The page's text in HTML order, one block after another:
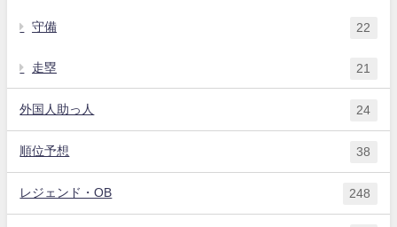
守備 22
走塁 21
外国人助っ人 24
順位予想 38
レジェンド・OB 248